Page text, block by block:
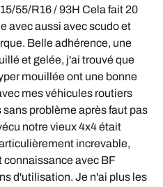
55/R16 / 93H Cela fait 20
avec aussi avec scudo et
Belle adhérence, une
et gelée, j'ai trouvé que
mouillée ont une bonne
mes véhicules routiers
problème après faut pas
notre vieux 4x4 était
increvable,
connaissance avec BF
d'utilisation. Je n'ai plus les